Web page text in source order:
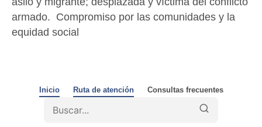
armado. Compromiso por las comunidades y la
equidad social
Inicio Ruta de atención Consultas frecuentes